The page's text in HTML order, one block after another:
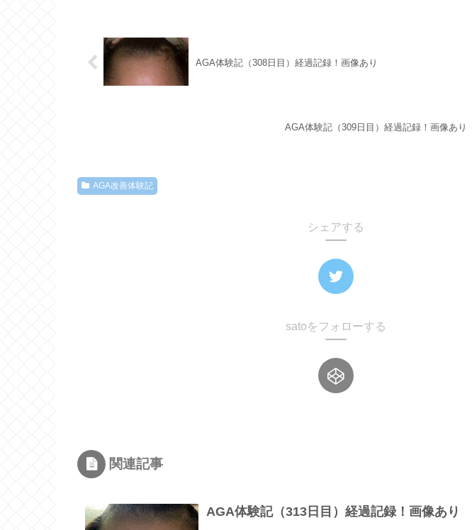
AGA体験記（308日目）経過記録！画像あり
AGA体験記（309日目）経過記録！画像あり
AGA改善体験記
シェアする
satoをフォローする
関連記事
AGA体験記（313日目）経過記録！画像あり